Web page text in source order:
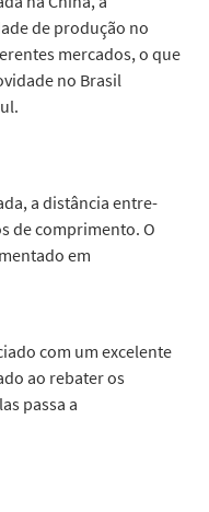
de produção no
mercados, o que
no Brasil
a distância entre-
de comprimento. O
em
com um excelente
ao rebater os
passa a